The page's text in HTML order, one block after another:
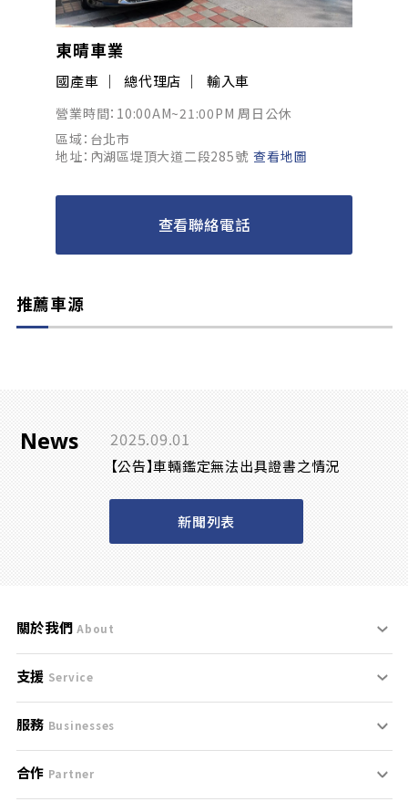
東晴車業
國產車 總代理店 輸入車
營業時間：10:00AM~21:00PM 周日公休
區域：台北市
地址：內湖區堤頂大道二段285號 查看地圖
查看聯絡電話
推薦車源
News 2025.09.01
【公告】車輛鑑定無法出具證書之情況
新聞列表
關於我們 About
刊登規範
服務條款
免責聲明
支援 Service
支援中心
聯絡我們
服務 Businesses
什麼是Goo鑑定？
合作 Partner